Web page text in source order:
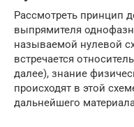
Рассмотреть принцип
выпрямителя
называемой нулевой
встречается
далее), знание
происходят в этой
дальнейшего